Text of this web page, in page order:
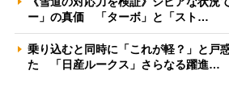
ー」の真価 「ターボ」と「スト…
乗り込むと同時に「これが軽？」と戸
た 「日産ルークス」さらなる躍進…